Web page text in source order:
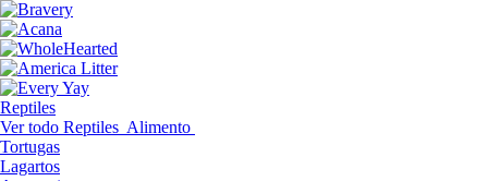
Reptiles
Ver todo Reptiles Alimento
Tortugas
Lagartos